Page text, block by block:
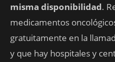
misma disponibilidad.
medicamentos
gratuitamente en la
y que hay hospitales y